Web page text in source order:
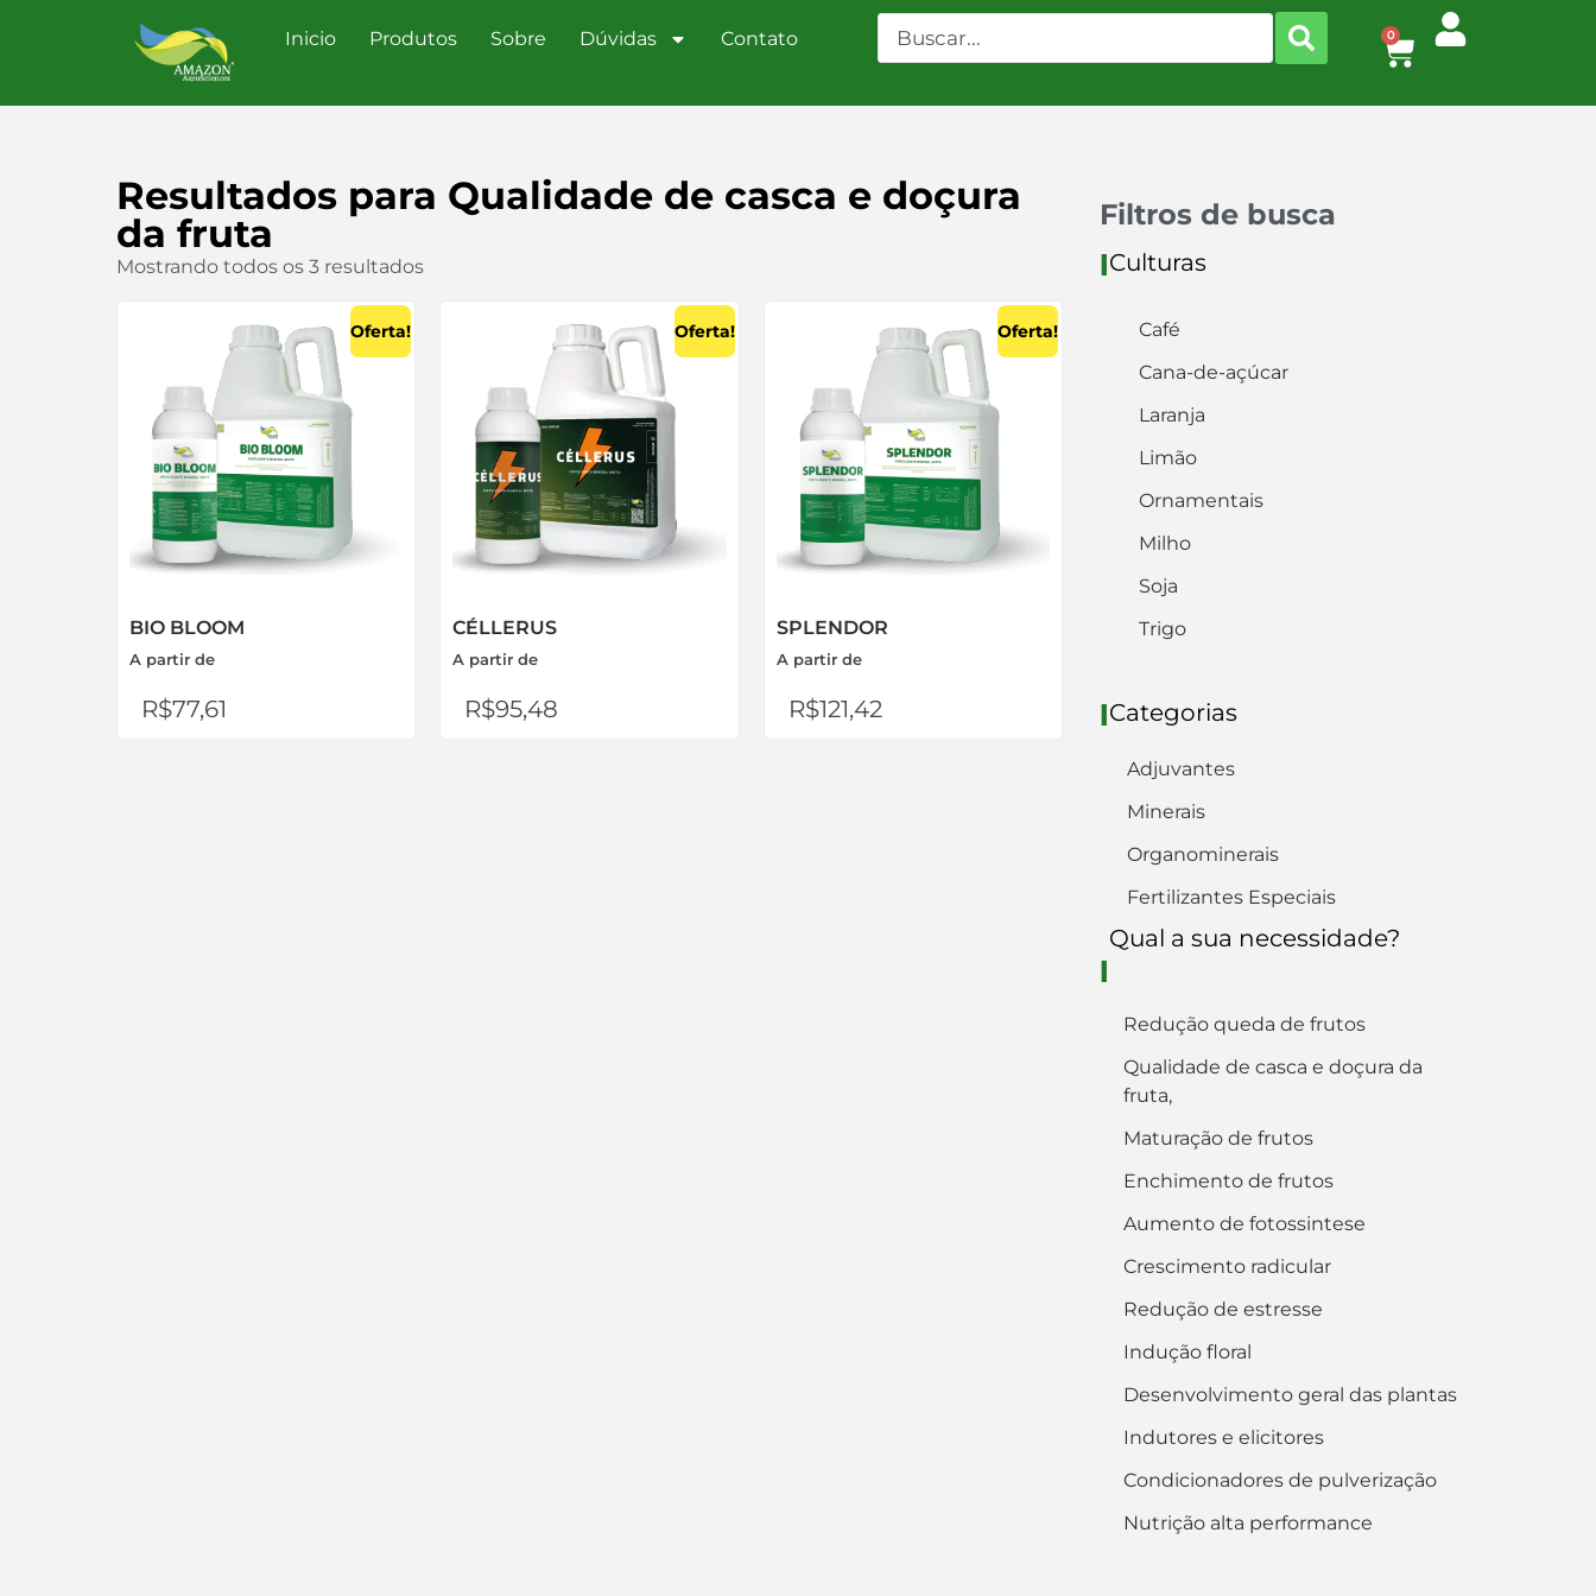
Inicio Produtos Sobre Dúvidas Contato 0
Resultados para Qualidade de casca e doçura
da fruta
Mostrando todos os 3 resultados
Oferta!
BIO BLOOM
A partir de
R$77,61
Oferta!
CÉLLERUS
A partir de
R$95,48
Oferta!
SPLENDOR
A partir de
R$121,42
Filtros de busca
ICulturas
Café
Cana-de-açúcar
Laranja
Limão
Ornamentais
Milho
Soja
Trigo
ICategorias
Adjuvantes
Minerais
Organominerais
Fertilizantes Especiais
I
Qual a sua necessidade?
Redução queda de frutos
Qualidade de casca e doçura da
fruta,
Maturação de frutos
Enchimento de frutos
Aumento de fotossintese
Crescimento radicular
Redução de estresse
Indução floral
Desenvolvimento geral das plantas
Indutores e elicitores
Condicionadores de pulverização
Nutrição alta performance